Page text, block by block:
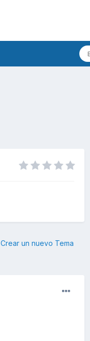
Crear un nuevo Tema